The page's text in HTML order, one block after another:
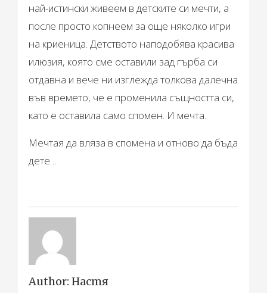
най-истински живеем в детските си мечти, а
после просто копнеем за още няколко игри
на криеница. Детството наподобява красива
илюзия, която сме оставили зад гърба си
отдавна и вече ни изглежда толкова далечна
във времето, че е променила същността си,
като е оставила само спомен. И мечта.
Мечтая да вляза в спомена и отново да бъда
дете…
Author: Настя